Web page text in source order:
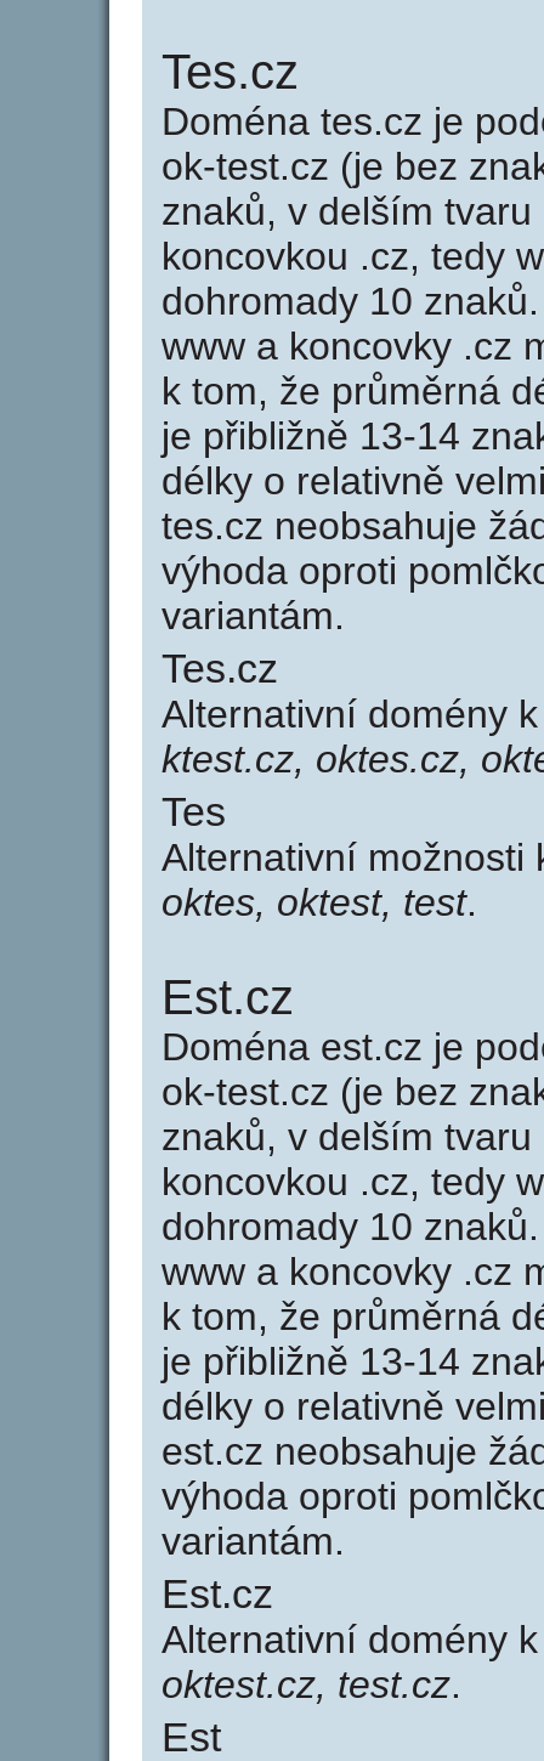
Tes.cz
Doména tes.cz je
ok-test.cz (je bez
znaků, v delším
koncovkou .cz, tedy
dohromady 10
www a koncovky .cz
k tom, že průměrná
je přibližně 13-14
délky o relativně
tes.cz neobsahuje
výhoda oproti
variantám.
Tes.cz
Alternativní domény
ktest.cz, oktes.cz,
Tes
Alternativní možnosti
oktes, oktest, test.
Est.cz
Doména est.cz je
ok-test.cz (je bez
znaků, v delším
koncovkou .cz, tedy
dohromady 10
www a koncovky .cz
k tom, že průměrná
je přibližně 13-14
délky o relativně
est.cz neobsahuje
výhoda oproti
variantám.
Est.cz
Alternativní domény
oktest.cz, test.cz.
Est